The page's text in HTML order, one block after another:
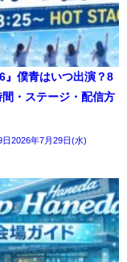
』僕青はいつ出演？8
間・ステージ・配信方
日2026年7月29日(水)